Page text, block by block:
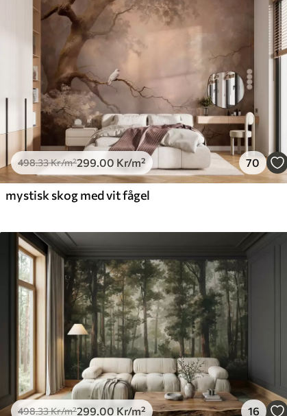
498.33Kr/m²299 .00 Kr/m² 70
mystisk skog med vit fågel
498.33Kr/m²299.00Kr/m² 16